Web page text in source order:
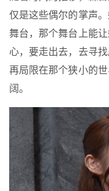
仅是这些偶尔的掌声
舞台，那个舞台上能
心，要走出去，去寻
再局限在那个狭小的
阔。